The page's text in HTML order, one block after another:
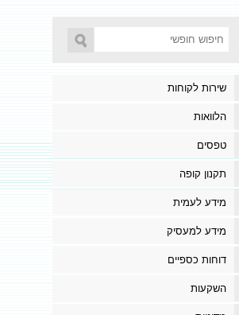
שירות לקוחות
הלוואות
טפסים
תקנון קופה
מידע לעמית
מידע למעסיק
דוחות כספיים
השקעות